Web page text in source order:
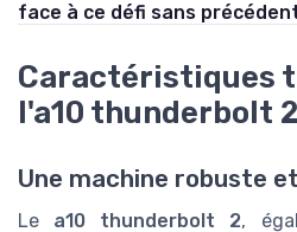
face à ce défi sans
Caractéristiques
l'a10 thunderbolt 2
Une machine robuste
Le a10 thunderbolt 2,